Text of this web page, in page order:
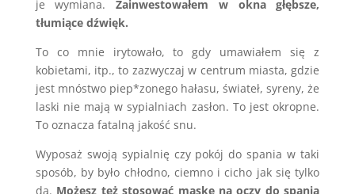
je wymiana.Zainwestowałem w okna głębsze,
tłumiące dźwięk.
To co mnie irytowało, to gdy umawiałem się z
kobietami, itp., to zazwyczaj w centrum miasta, gdzie
jest mnóstwo piep*zonego hałasu, świateł, syreny, że
laski nie mają w sypialniach zasłon. To jest okropne.
To oznacza fatalną jakość snu.
Wyposaż swoją sypialnię czy pokój do spania w taki
sposób, by było chłodno, ciemno i cicho jak się tylko
da. Możesz też stosować maskę na oczy do spania